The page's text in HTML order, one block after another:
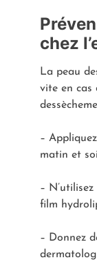
chez
La peau
vite en cas
–
matin et
–
film
– Donnez